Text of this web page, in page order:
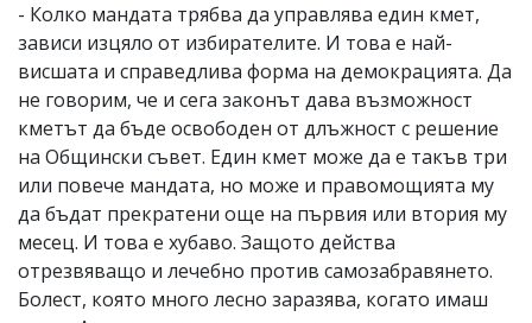
- Колко мандата трябва да управлява един кмет,
зависи изцяло от избирателите. И това е най-
висшата и справедлива форма на демокрацията. Да
не говорим, че и сега законът дава възможност
кметът да бъде освободен от длъжност с решение
на Общински съвет. Един кмет може да е такъв три
или повече мандата, но може и правомощията му
да бъдат прекратени още на първия или втория му
месец. И това е хубаво. Защото действа
отрезвяващо и лечебно против самозабравянето.
Болест, която много лесно заразява, когато имаш